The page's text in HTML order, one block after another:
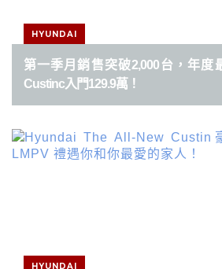
HYUNDAI
第一季月銷售突破2,000台，年度
Custinc入門129.9萬！
HYUNDAI